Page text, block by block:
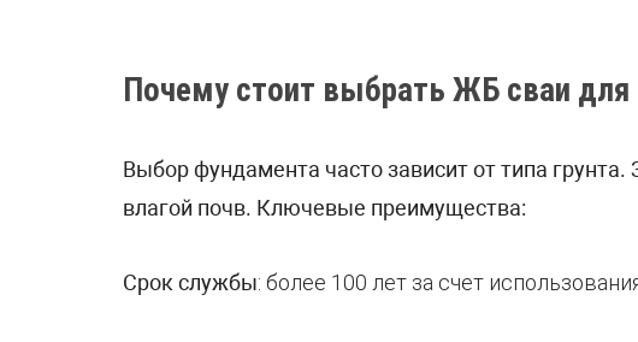
Почему стоит выбрать ЖБ сваи для
Выбор фундамента часто зависит от типа
влагой почв. Ключевые преимущества:
Срок службы: более 100 лет за счет